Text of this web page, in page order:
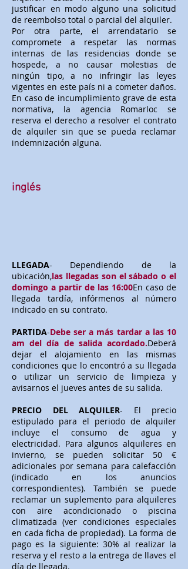
justificar en modo alguno una solicitud
de reembolso total o parcial del alquiler.
Por otra parte, el arrendatario se
compromete a respetar las normas
internas de las residencias donde se
hospede, a no causar molestias de
ningún tipo, a no infringir las leyes
vigentes en este país ni a cometer daños.
En caso de incumplimiento grave de esta
normativa, la agencia Romarloc se
reserva el derecho a resolver el contrato
de alquiler sin que se pueda reclamar
indemnización alguna.
inglés
LLEGADA- Dependiendo de la
ubicación,las llegadas son el sábado o el
domingo a partir de las 16:00En caso de
llegada tardía, infórmenos al número
indicado en su contrato.
PARTIDA-Debe ser a más tardar a las 10
am del día de salida acordado.Deberá
dejar el alojamiento en las mismas
condiciones que lo encontró a su llegada
o utilizar un servicio de limpieza y
avisarnos el jueves antes de su salida.
PRECIO DEL ALQUILER- El precio
estipulado para el periodo de alquiler
incluye el consumo de agua y
electricidad. Para algunos alquileres en
invierno, se pueden solicitar 50 €
adicionales por semana para calefacción
(indicado en los anuncios
correspondientes). También se puede
reclamar un suplemento para alquileres
con aire acondicionado o piscina
climatizada (ver condiciones especiales
en cada ficha de propiedad). La forma de
pago es la siguiente: 30% al realizar la
reserva y el resto a la entrega de llaves el
día de llegada.